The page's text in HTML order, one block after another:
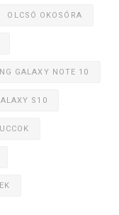
OLCSÓ OKOSÓRA
GALAXY NOTE 10
S10